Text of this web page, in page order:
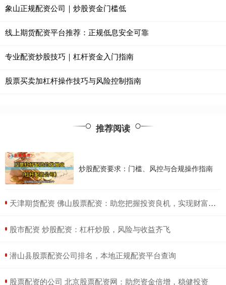
象山正规配资公司｜炒股资金门槛低
线上期货配资平台推荐：正规低息安全可靠
专业配资炒股技巧｜杠杆资金入门指南
股票买卖加杠杆操作技巧与风险控制指南
推荐阅读
炒股配资要求：门槛、风控与合规操作指南
​天津期货配资 佛山股票配资：助您把握投资良机，实现财富增值
​股市配资 炒股配资：杠杆炒股，风险与收益齐飞
​潜山县股票配资公司排名，本地正规配资平台查询
​股票配资的公司 北京股票配资网：助您资金倍增，稳健投资